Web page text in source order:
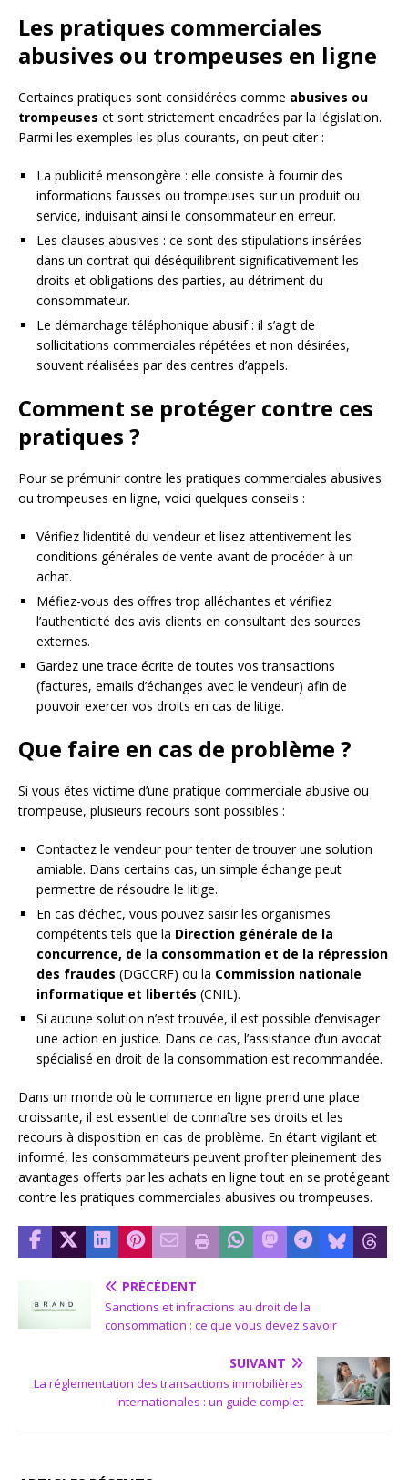
Les pratiques commerciales
abusives ou trompeuses en ligne
Certaines pratiques sont considérées comme abusives ou
trompeuses et sont strictement encadrées par la législation.
Parmi les exemples les plus courants, on peut citer :
La publicité mensongère : elle consiste à fournir des
informations fausses ou trompeuses sur un produit ou
service, induisant ainsi le consommateur en erreur.
Les clauses abusives : ce sont des stipulations insérées
dans un contrat qui déséquilibrent significativement les
droits et obligations des parties, au détriment du
consommateur.
Le démarchage téléphonique abusif : il s’agit de
sollicitations commerciales répétées et non désirées,
souvent réalisées par des centres d’appels.
Comment se protéger contre ces
pratiques ?
Pour se prémunir contre les pratiques commerciales abusives
ou trompeuses en ligne, voici quelques conseils :
Vérifiez l’identité du vendeur et lisez attentivement les
conditions générales de vente avant de procéder à un
achat.
Méfiez-vous des offres trop alléchantes et vérifiez
l’authenticité des avis clients en consultant des sources
externes.
Gardez une trace écrite de toutes vos transactions
(factures, emails d’échanges avec le vendeur) afin de
pouvoir exercer vos droits en cas de litige.
Que faire en cas de problème ?
Si vous êtes victime d’une pratique commerciale abusive ou
trompeuse, plusieurs recours sont possibles :
Contactez le vendeur pour tenter de trouver une solution
amiable. Dans certains cas, un simple échange peut
permettre de résoudre le litige.
En cas d’échec, vous pouvez saisir les organismes
compétents tels que la Direction générale de la
concurrence, de la consommation et de la répression
des fraudes (DGCCRF) ou la Commission nationale
informatique et libertés (CNIL).
Si aucune solution n’est trouvée, il est possible d’envisager
une action en justice. Dans ce cas, l’assistance d’un avocat
spécialisé en droit de la consommation est recommandée.
Dans un monde où le commerce en ligne prend une place
croissante, il est essentiel de connaître ses droits et les
recours à disposition en cas de problème. En étant vigilant et
informé, les consommateurs peuvent profiter pleinement des
avantages offerts par les achats en ligne tout en se protégeant
contre les pratiques commerciales abusives ou trompeuses.
PRÉCÉDENT
Sanctions et infractions au droit de la
consommation : ce que vous devez savoir
SUIVANT
La réglementation des transactions immobilières
internationales : un guide complet